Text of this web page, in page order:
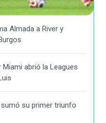
Almada a River y
abrió la Leagues
su primer triunfo